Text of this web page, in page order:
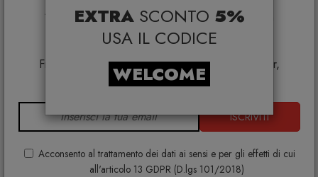
*Coupon non cumulabile con altre promo e non
applicabile su:
Smeg, Bontempi Casa, Samsonite, BBB Italia,
Franke, Gufram, Memphis, Plust, Samsung, Faber,
Dunavox, Zafferano, VG, Slide
ISCRIVITI
Acconsento al trattamento dei dati ai sensi e per gli effetti di cui
all'articolo 13 GDPR (D.lgs 101/2018)
EXTRA SCONTO 5%
USA IL CODICE
WELCOME